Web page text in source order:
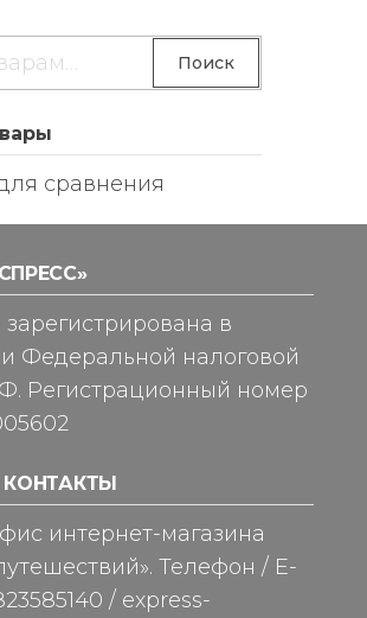
Поиск
сравнения
в
Федеральной налоговой
Регистрационный номер
интернет-магазина
Телефон / E-
/ express-